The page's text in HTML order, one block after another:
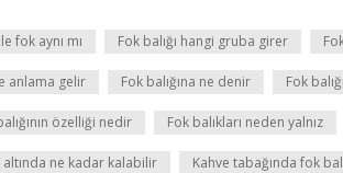
fok aynı mı Fok balığı hangi gruba girer
anlama gelir Fok balığına ne denir Fok
özelliği nedir Fok balıkları neden yalnız
altında ne kadar kalabilir Kahve tabağında fok